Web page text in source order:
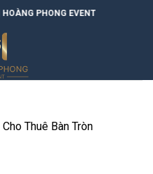
Cho Thuê Bàn Tròn